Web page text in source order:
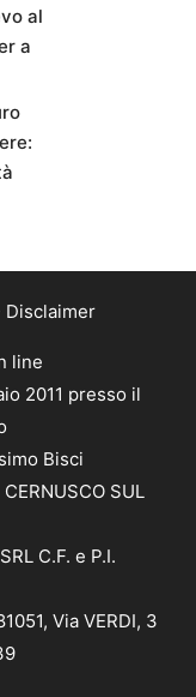
al
a
Disclaimer
line
2011 presso il
Bisci
SUL
C.F. e P.I.
Via VERDI, 3